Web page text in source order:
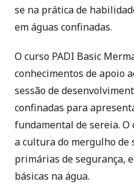
se na prática de
em águas confinadas.
O curso PADI Basic
conhecimentos de apoio
sessão de
confinadas para
fundamental de sereia.
a cultura do mergulho de
primárias de segurança,
básicas na água.